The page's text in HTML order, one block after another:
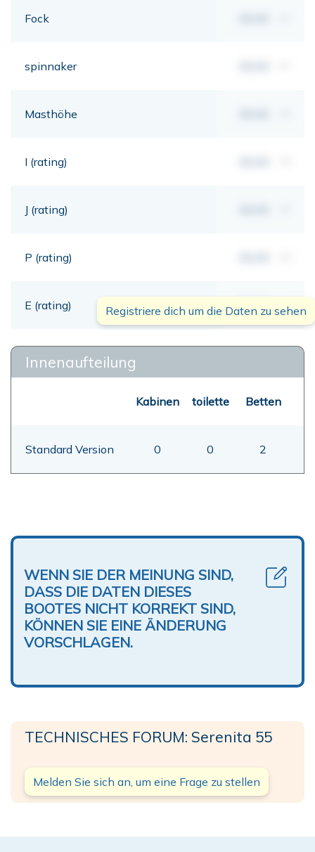
Fock
spinnaker
Masthöhe
I (rating)
J (rating)
P (rating)
E (rating) 00,00 mt
Registriere dich um die Daten zu sehen
Innenaufteilung
Kabinen toilette Betten
Standard Version 0 0 2
WENN SIE DER MEINUNG SIND,
DASS DIE DATEN DIESES
BOOTES NICHT KORREKT SIND,
KÖNNEN SIE EINE ÄNDERUNG
VORSCHLAGEN.
TECHNISCHES FORUM: Serenita 55
Melden Sie sich an, um eine Frage zu stellen